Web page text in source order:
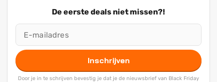
De eerste deals niet missen?!
Inschrijven
Door je in te schrijven bevestig je dat je de nieuwsbrief van Black Friday